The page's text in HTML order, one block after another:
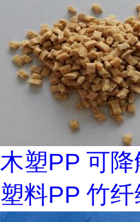
木塑PP 可
塑料PP 竹